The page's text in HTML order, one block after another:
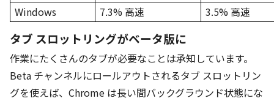
Windows
7.3% 高速 3.5% 高速
タブ スロットリングがベータ版に
作業にたくさんのタブが必要なことは承知しています。
Beta チャンネルにロールアウトされるタブ スロットリン
グを使えば、Chrome は長い間バックグラウンド状態にな